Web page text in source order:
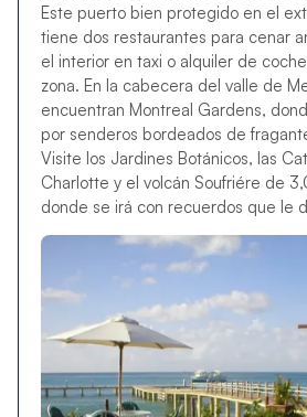
Este puerto bien protegido en el
tiene dos restaurantes para cenar
el interior en taxi o alquiler de
zona. En la cabecera del valle de
encuentran Montreal Gardens,
por senderos bordeados de
Visite los Jardines Botánicos, las
Charlotte y el volcán Soufriére de
donde se irá con recuerdos que le